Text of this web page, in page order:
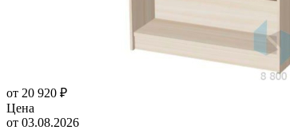
от 20 920 ₽
Цена
от 03.08.2026